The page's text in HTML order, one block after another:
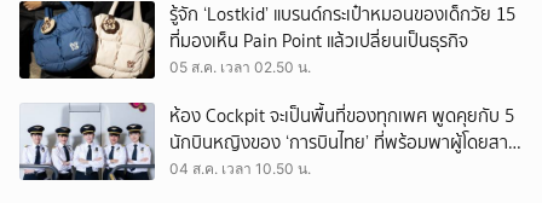
รู้จัก ‘Lostkid’ แบรนด์กระเป๋าหมอนของเด็กวัย 15
ที่มองเห็น Pain Point แล้วเปลี่ยนเป็นธุรกิจ
05 ส.ค. เวลา 02.50 น.
ห้อง Cockpit จะเป็นพื้นที่ของทุกเพศ พูดคุยกับ 5
นักบินหญิงของ ‘การบินไทย’ ที่พร้อมพาผู้โดยสาร
บินไปทั่วโลก
04 ส.ค. เวลา 10.50 น.